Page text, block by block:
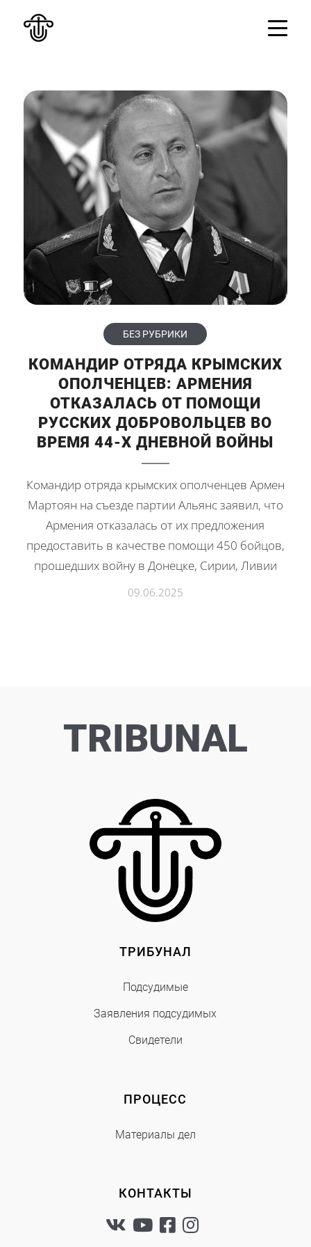
КОМАНДИР ОТРЯДА КРЫМСКИХ
ОПОЛЧЕНЦЕВ: АРМЕНИЯ
ОТКАЗАЛАСЬ ОТ ПОМОЩИ
РУССКИХ ДОБРОВОЛЬЦЕВ ВО
ВРЕМЯ 44-Х ДНЕВНОЙ ВОЙНЫ
БЕЗ РУБРИКИ
Командир отряда крымских ополченцев Армен
Мартоян на съезде партии Альянс заявил, что
Армения отказалась от их предложения
предоставить в качестве помощи 450 бойцов,
прошедших войну в Донецке, Сирии, Ливии
09.06.2025
TRIBUNAL
ТРИБУНАЛ
Подсудимые
Заявления подсудимых
Свидетели
ПРОЦЕСС
Материалы дел
КОНТАКТЫ